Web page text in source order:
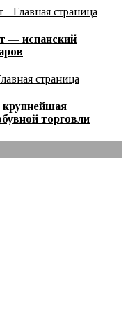
— испанский
торговли